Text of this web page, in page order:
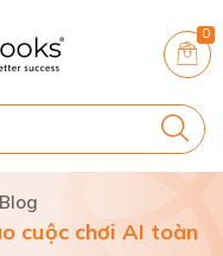
0
Blog
cuộc chơi AI toàn